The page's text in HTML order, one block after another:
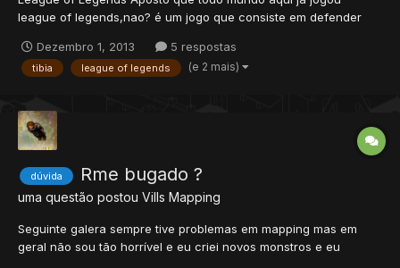
league of legends,nao? é um jogo que consiste em defender
torre mestre, você vence. Inovações: Vocês controlaram seus
invocadores. poderam fazer quest de outfit,...
Dezembro 1, 2013 5 respostas
tibia league of legends (e 2 mais)
dúvida Rme bugado ?
uma questão postou Vills Mapping
Seguinte galera sempre tive problemas em mapping mas em
geral não sou tão horrível e eu criei novos monstros e eu